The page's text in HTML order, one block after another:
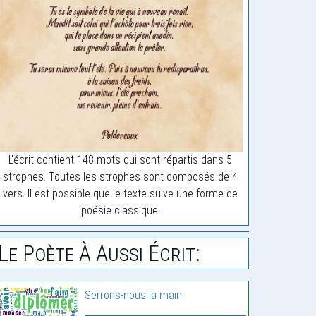
L'écrit contient 148 mots qui sont répartis dans 5
strophes. Toutes les strophes sont composés de 4
vers. Il est possible que le texte suive une forme de
poésie classique.
Poète À Aussi Écrit:
Serrons-nous la main.